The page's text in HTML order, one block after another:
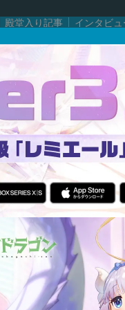
殿堂入り記事 インタビュ